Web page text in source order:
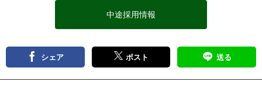
中途採用情報
シェア ポスト 送る